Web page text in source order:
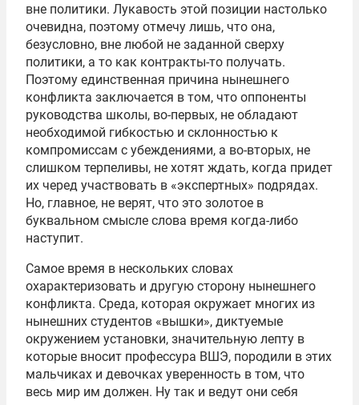
вне политики. Лукавость этой позиции настолько
очевидна, поэтому отмечу лишь, что она,
безусловно, вне любой не заданной сверху
политики, а то как контракты-то получать.
Поэтому единственная причина нынешнего
конфликта заключается в том, что оппоненты
руководства школы, во-первых, не обладают
необходимой гибкостью и склонностью к
компромиссам с убеждениями, а во-вторых, не
слишком терпеливы, не хотят ждать, когда придет
их черед участвовать в «экспертных» подрядах.
Но, главное, не верят, что это золотое в
буквальном смысле слова время когда-либо
наступит.
Самое время в нескольких словах
охарактеризовать и другую сторону нынешнего
конфликта. Среда, которая окружает многих из
нынешних студентов «вышки», диктуемые
окружением установки, значительную лепту в
которые вносит профессура ВШЭ, породили в этих
мальчиках и девочках уверенность в том, что
весь мир им должен. Ну так и ведут они себя